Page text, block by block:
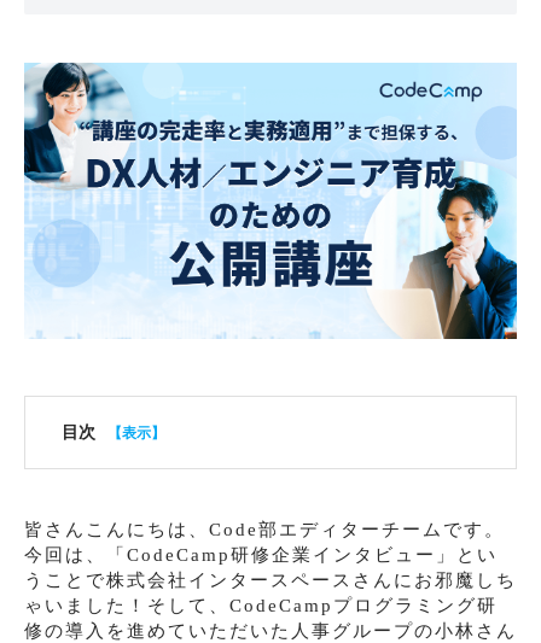
目次
皆さんこんにちは、Code部エディターチームです。
今回は、「CodeCamp研修企業インタビュー」とい
うことで株式会社インタースペースさんにお邪魔しち
ゃいました！そして、CodeCampプログラミング研
修の導入を進めていただいた人事グループの小林さん